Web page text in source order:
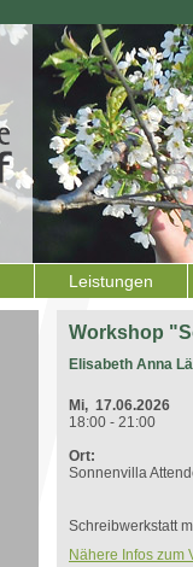
Leistungen
Workshop
Elisabeth Anna
Mi, 17.06.2026
18:00 - 21:00
Ort:
Sonnenvilla
Schreibwerkstatt
Nähere Infos zum